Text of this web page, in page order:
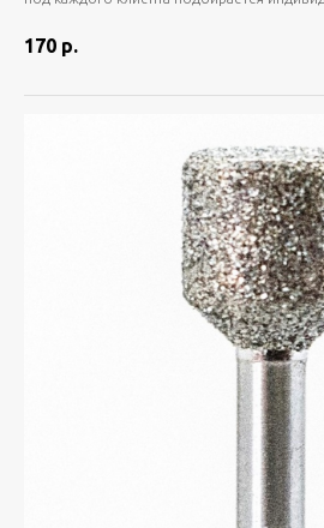
170 р.